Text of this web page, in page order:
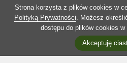
Strona korzysta z plików cookies w
Polityką Prywatności. Możesz
dostępu do plików cookies w
Akceptuję